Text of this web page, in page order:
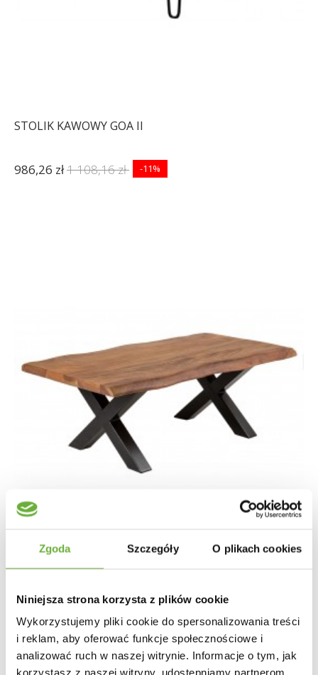
Zgoda Szczegóły O plikach cookies
Niniejsza strona korzysta z plików cookie
Wykorzystujemy pliki cookie do spersonalizowania treści
i reklam, aby oferować funkcje społecznościowe i
analizować ruch w naszej witrynie. Informacje o tym, jak
korzystasz z naszej witryny, udostępniamy partnerom
STOLIK KAWOWY GOA II
986,26 zł1 108,16 zł -11%
STOLIK KAWOWY MAMMUT X AKACJA
1 087,56 zł1 221,98 zł -11%